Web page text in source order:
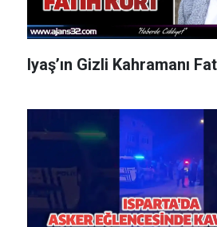
Iyaş’ın Gizli Kahramanı